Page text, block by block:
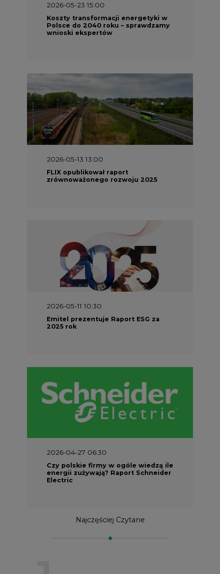
2026-05-23 15:00
Koszty transformacji energetyki w
Polsce do 2040 roku – sprawdzamy
wnioski ekspertów
2026-05-13 13:00
FLIX opublikował raport
zrównoważonego rozwoju 2025
2026-05-11 10:30
Emitel prezentuje Raport ESG za
2025 rok
2026-04-27 06:30
Czy polskie firmy w ogóle wiedzą ile
energii zużywają? Raport Schneider
Electric
Najczęściej Czytane